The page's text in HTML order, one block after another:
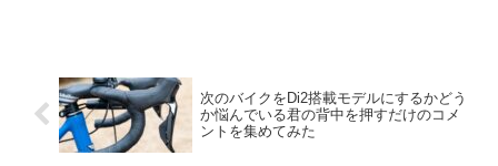
次のバイクをDi2搭載モデルにするかどう
か悩んでいる君の背中を押すだけのコメ
ントを集めてみた